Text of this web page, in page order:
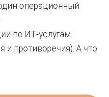
операционный
по ИТ-услугам
и противоречия). А что